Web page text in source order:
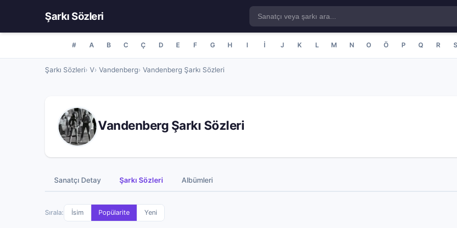
Şarkı Sözleri
# A B C Ç D E F G H I İ J K L M N O Ö P Q R S
Şarkı Sözleri V Vandenberg Vandenberg Şarkı Sözleri
Vandenberg Şarkı Sözleri
Sanatçı Detay Şarkı Sözleri Albümleri
Sırala: İsim Popülarite Yeni